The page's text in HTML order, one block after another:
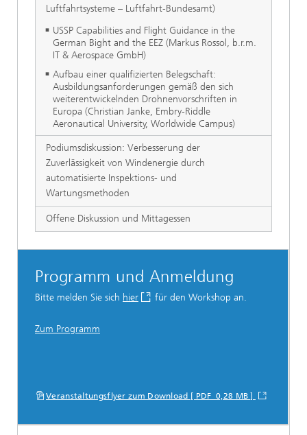
Luftfahrtsysteme – Luftfahrt-Bundesamt)
USSP Capabilities and Flight Guidance in the
German Bight and the EEZ (Markus Rossol, b.r.m.
IT & Aerospace GmbH)
Aufbau einer qualifizierten Belegschaft:
Ausbildungsanforderungen gemäß den sich
weiterentwickelnden Drohnenvorschriften in
Europa (Christian Janke, Embry-Riddle
Aeronautical University, Worldwide Campus)
Podiumsdiskussion: Verbesserung der
Zuverlässigkeit von Windenergie durch
automatisierte Inspektions- und
Wartungsmethoden
Offene Diskussion und Mittagessen
Programm und Anmeldung
Bitte melden Sie sich hier für den Workshop an.
Zum Programm
Veranstaltungsflyer zum Download [ PDF 0,28 MB ]